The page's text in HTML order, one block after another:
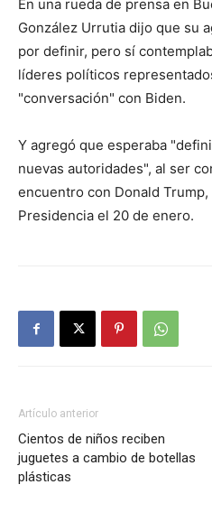
En una rueda de prensa en
González Urrutia dijo que su
por definir, pero sí
líderes políticos
"conversación" con Biden.
Y agregó que esperaba
nuevas autoridades", al ser
encuentro con Donald
Presidencia el 20 de enero.
Artículo anterior
Cientos de niños reciben
juguetes a cambio de botellas
plásticas